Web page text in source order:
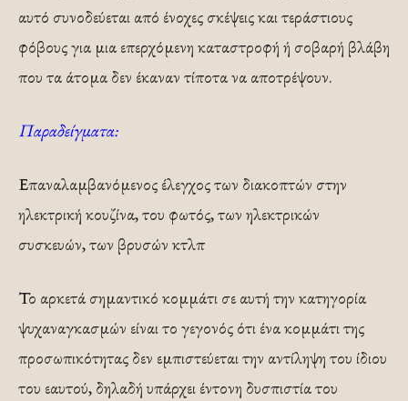
αυτό συνοδεύεται από ένοχες σκέψεις και τεράστιους
φόβους για μια επερχόμενη καταστροφή ή σοβαρή βλάβη
που τα άτομα δεν έκαναν τίποτα να αποτρέψουν.
Παραδείγματα:
Επαναλαμβανόμενος έλεγχος των διακοπτών στην
ηλεκτρική κουζίνα, του φωτός, των ηλεκτρικών
συσκευών, των βρυσών κτλπ
Το αρκετά σημαντικό κομμάτι σε αυτή την κατηγορία
ψυχαναγκασμών είναι το γεγονός ότι ένα κομμάτι της
προσωπικότητας δεν εμπιστεύεται την αντίληψη του ίδιου
του εαυτού, δηλαδή υπάρχει έντονη δυσπιστία του